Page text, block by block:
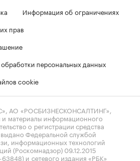
Информация об ограничениях
прав
персональных данных
cookie
АО «РОСБИЗНЕСКОНСАЛТИНГ»,
и материалы информационного
о регистрации средства
Федеральной службой
информационных технологий
(Роскомнадзор) 09.12.2015
и сетевого издания «РБК»